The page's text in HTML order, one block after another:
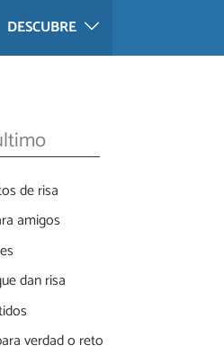
DESCUBRE
de risa
amigos
dan risa
verdad o reto